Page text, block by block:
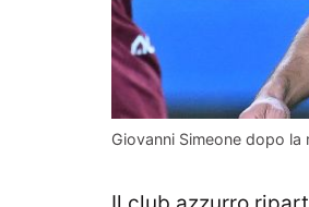
Giovanni Simeone dopo